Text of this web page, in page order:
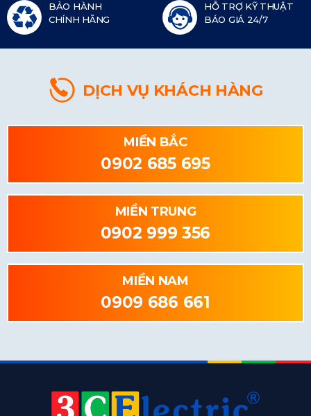
BẢO HÀNH
CHÍNH HÃNG
HỖ TRỢ KỸ THUẬT
BÁO GIÁ 24/7
DỊCH VỤ KHÁCH HÀNG
MIỀN BẮC
0902 685 695
MIỀN TRUNG
0902 999 356
MIỀN NAM
0909 686 661